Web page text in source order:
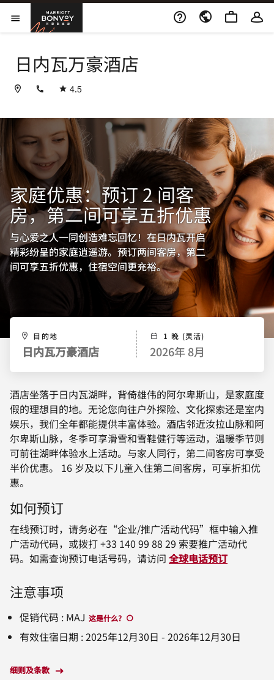
Skip to Content
打开菜单
万豪旅享家
日内瓦万豪酒店
+41228278100
4.5
家庭优惠：预订 2 间客
房，第二间可享五折优惠
与心爱之人一同创造难忘回忆！在日内瓦开启
精彩纷呈的家庭逍遥游。预订两间客房，第二
间可享五折优惠，住宿空间更充裕。
目的地
日内瓦万豪酒店
1 晚 (灵活)
2026年 8月
酒店坐落于日内瓦湖畔，背倚雄伟的阿尔卑斯山，是家庭度
假的理想目的地。无论您向往户外探险、文化探索还是室内
娱乐，我们全年都能提供丰富体验。酒店邻近汝拉山脉和阿
尔卑斯山脉，冬季可享滑雪和雪鞋健行等运动，温暖季节则
可前往湖畔体验水上活动。与家人同行，第二间客房可享受
半价优惠。 16 岁及以下儿童入住第二间客房，可享折扣优
惠。
如何预订
在线预订时，请务必在“企业/推广活动代码”框中输入推
广活动代码，或拨打 +33 140 99 88 29 索要推广活动代
码。如需查询预订电话号码，请访问 全球电话预订
注意事项
促销代码 : MAJ 这是什么?
有效住宿日期 :2025年12月30日 - 2026年12月30日
细则及条款